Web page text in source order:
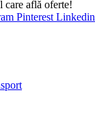
care află oferte!
Pinterest Linkedin